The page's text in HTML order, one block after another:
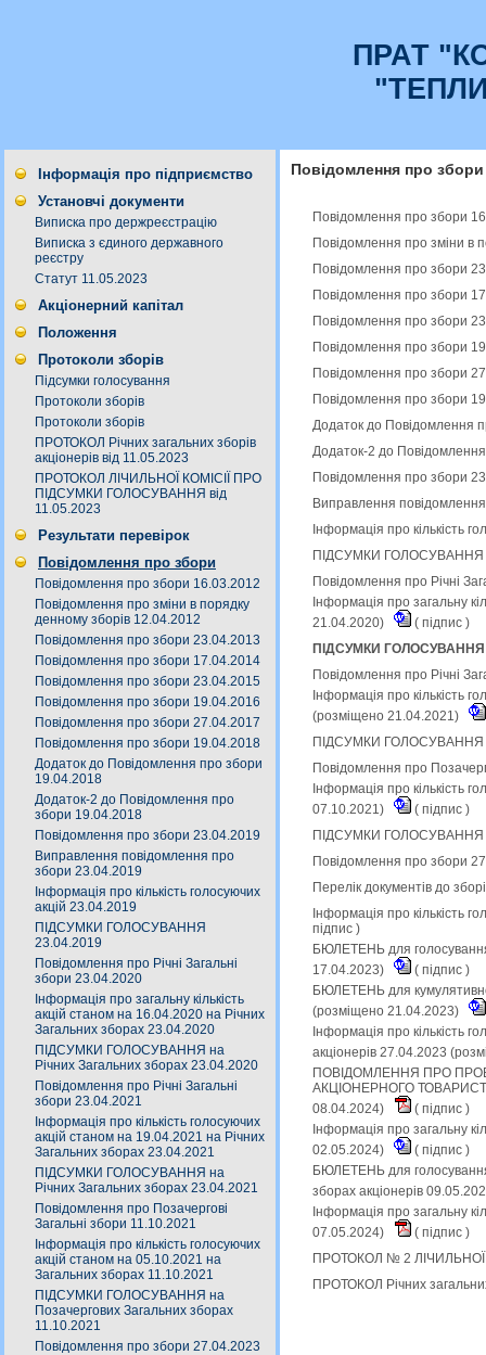
ПРАТ
Інформація про підприємство
Установчі документи
Виписка про держреєстрацію
Виписка з єдиного державного
реєстру
Статут 11.05.2023
Акціонерний капітал
Положення
Протоколи зборів
Підсумки голосування
Протоколи зборів
Протоколи зборів
ПРОТОКОЛ Річних загальних зборів
акціонерів від 11.05.2023
ПРОТОКОЛ ЛІЧИЛЬНОЇ КОМІСІЇ ПРО
ПІДСУМКИ ГОЛОСУВАННЯ від
11.05.2023
Результати перевірок
Повідомлення про збори
Повідомлення про збори 16.03.2012
Повідомлення про зміни в порядку
денному зборів 12.04.2012
Повідомлення про збори 23.04.2013
Повідомлення про збори 17.04.2014
Повідомлення про збори 23.04.2015
Повідомлення про збори 19.04.2016
Повідомлення про збори 27.04.2017
Повідомлення про збори 19.04.2018
Додаток до Повідомлення про збори
19.04.2018
Додаток-2 до Повідомлення про
збори 19.04.2018
Повідомлення про збори 23.04.2019
Виправлення повідомлення про
збори 23.04.2019
Інформація про кількість голосуючих
акцій 23.04.2019
ПІДСУМКИ ГОЛОСУВАННЯ
23.04.2019
Повідомлення про Річні Загальні
збори 23.04.2020
Інформація про загальну кількість
акцій станом на 16.04.2020 на Річних
Загальних зборах 23.04.2020
ПІДСУМКИ ГОЛОСУВАННЯ на
Річних Загальних зборах 23.04.2020
Повідомлення про Річні Загальні
збори 23.04.2021
Інформація про кількість голосуючих
акцій станом на 19.04.2021 на Річних
Загальних зборах 23.04.2021
ПІДСУМКИ ГОЛОСУВАННЯ на
Річних Загальних зборах 23.04.2021
Повідомлення про Позачергові
Загальні збори 11.10.2021
Інформація про кількість голосуючих
акцій станом на 05.10.2021 на
Загальних зборах 11.10.2021
ПІДСУМКИ ГОЛОСУВАННЯ на
Позачергових Загальних зборах
11.10.2021
Повідомлення про збори 27.04.2023
Повідомлення про збори
Повідомлення про збори
Повідомлення про зміни в
Повідомлення про збори
Повідомлення про збори
Повідомлення про збори
Повідомлення про збори
Повідомлення про збори
Повідомлення про збори
Додаток до Повідомлення
Додаток-2 до
Повідомлення про збори
Виправлення
Інформація про кількість
ПІДСУМКИ ГОЛОСУВАННЯ
Повідомлення про Річні
Інформація про загальну
21.04.2020)
( підпис )
ПІДСУМКИ ГОЛОСУВАННЯ
Повідомлення про Річні
Інформація про кількість
(розміщено 21.04.2021)
ПІДСУМКИ ГОЛОСУВАННЯ
Повідомлення про
Інформація про кількість
07.10.2021)
( підпис )
ПІДСУМКИ ГОЛОСУВАННЯ
Повідомлення про збори
Перелік документів до
Інформація про кількість
підпис )
БЮЛЕТЕНЬ для голосування
17.04.2023)
( підпис )
БЮЛЕТЕНЬ для
(розміщено 21.04.2023)
Інформація про кількість
акціонерів 27.04.2023
ПОВІДОМЛЕННЯ ПРО
АКЦІОНЕРНОГО
08.04.2024)
( підпис )
Інформація про загальну
02.05.2024)
( підпис )
БЮЛЕТЕНЬ для голосування
зборах акціонерів
Інформація про загальну
07.05.2024)
( підпис )
ПРОТОКОЛ № 2 ЛІЧИЛЬНОЇ
ПРОТОКОЛ Річних